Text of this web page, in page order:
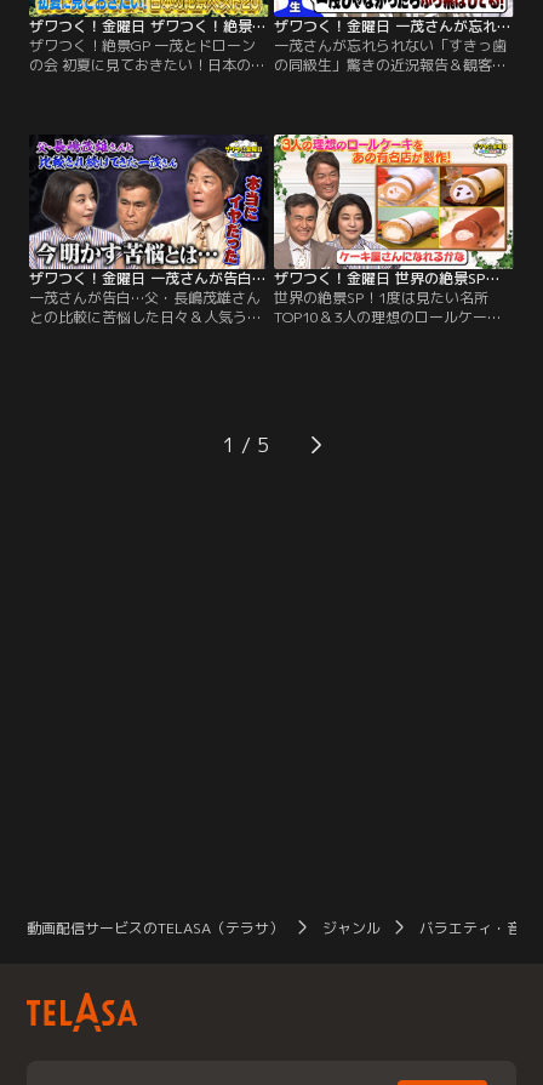
ザワつく！金曜日 ザワつく！絶景GP 一茂とドローンの会 初夏に見ておきたい！日本の絶景ベスト20 ドローンの資格を取得した一茂さんが撮影！（2026/06/19放送分）
ザワつく！絶景GP 一茂とドローン
の会 初夏に見ておきたい！日本の絶
ざいます ◆初夏に見ておきたい「日
本の絶景ベスト20」を一挙大公開！
絶景のプロが厳選した、この時期に
しか見られない奇跡の光景が続々登
場！
ザワつく！金曜日 一茂さんが忘れられない「すきっ歯の同級生」驚きの近況報告＆観客100人が選ぶのは？絶品ご当地丼（2026/06/19放送分）
一茂さんが忘れられない「すきっ歯
の同級生」驚きの近況報告＆観客
ングトーク】ちさ子の息子さんの彼
女の話題からスタート！非常に賢
く、息子さんを 「教育してくれてい
る」という彼女とのエピソードを披
露。
ザワつく！金曜日 一茂さんが告白…父・長嶋茂雄さんとの比較に苦悩した日々＆人気うどん店で“最強トッピング王決定戦”（2026/06/05放送分）
一茂さんが告白…父・長嶋茂雄さん
との比較に苦悩した日々＆人気うど
ドを 持つ少女と、14歳で“過酷すぎ
るレース”を制した少年が登場！
ザワつく！金曜日 世界の絶景SP！1度は見たい名所TOP10＆3人の理想のロールケーキを有名店が叶える！？！（2026/05/29放送分）
世界の絶景SP！1度は見たい名所
TOP10＆3人の理想のロールケーキ
ザワつくトリオへまさかのオファ
ー！？ちさ子、一茂、良純が本気で
1
動画配信サービスのTELASA（テラサ） ジャンル バラエティ・音楽